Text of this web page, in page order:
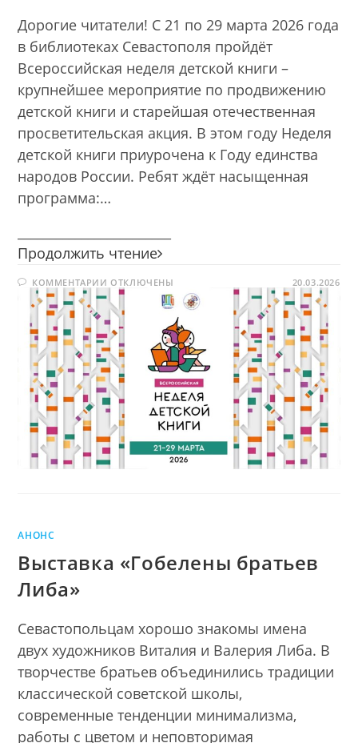
Дорогие читатели! С 21 по 29 марта 2026 года
в библиотеках Севастополя пройдёт
Всероссийская неделя детской книги –
крупнейшее мероприятие по продвижению
детской книги и старейшая отечественная
просветительская акция. В этом году Неделя
детской книги приурочена к Году единства
народов России. Ребят ждёт насыщенная
программа:…
Продолжить чтение Неделя
книги
—
2026
КОММЕНТАРИИ К
ЗАПИСИ
НЕДЕЛЯ
ДЕТСКОЙ
КНИГИ
—
2026
ОТКЛЮЧЕНЫ 20.03.2026
АНОНС
Выставка «Гобелены братьев
Либа»
Севастопольцам хорошо знакомы имена
двух художников Виталия и Валерия Либа. В
творчестве братьев объединились традиции
классической советской школы,
современные тенденции минимализма,
работы с цветом и неповторимая